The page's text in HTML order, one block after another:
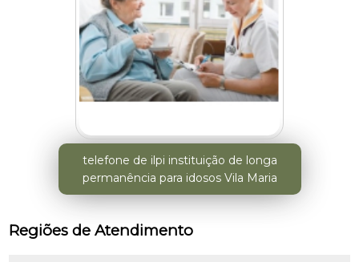
telefone de ilpi instituição de longa
permanência para idosos Vila Maria
Regiões de Atendimento